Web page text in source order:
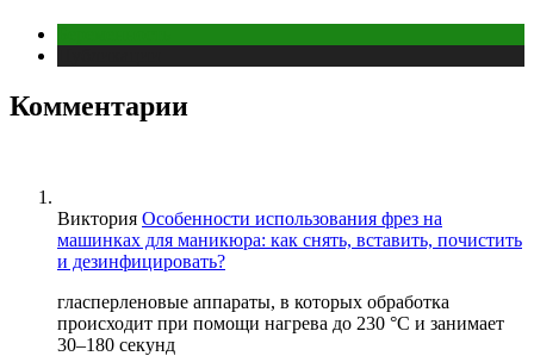
Комментарии
Виктория Особенности использования фрез на
машинках для маникюра: как снять, вставить, почистить
и дезинфицировать?
гласперленовые аппараты, в которых обработка
происходит при помощи нагрева до 230 °С и занимает
30–180 секунд